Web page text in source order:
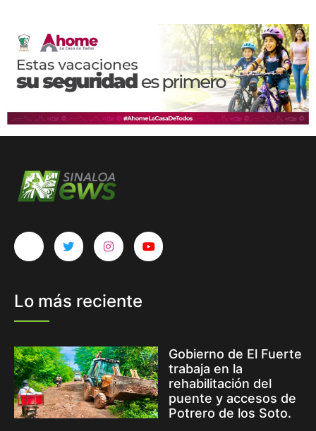
Lo más reciente
Gobierno de El Fuerte
trabaja en la
rehabilitación del
puente y accesos de
Potrero de los Soto.